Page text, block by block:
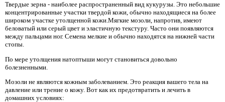
Твердые зерна - наиболее распространенный вид кукурузы. Это небольшие
концентрированные участки твердой кожи, обычно находящиеся на более
широком участке утолщенной кожи.Мягкие мозоли, напротив, имеют
беловатый или серый цвет и эластичную текстуру. Часто они появляются
между пальцами ног. Семена мелкие и обычно находятся на нижней части
стопы.
По мере утолщения натоптыши могут становиться довольно
болезненными.
Мозоли не являются кожным заболеванием. Это реакция вашего тела на
давление или трение о кожу. Вот как их предотвратить и лечить в
домашних условиях: